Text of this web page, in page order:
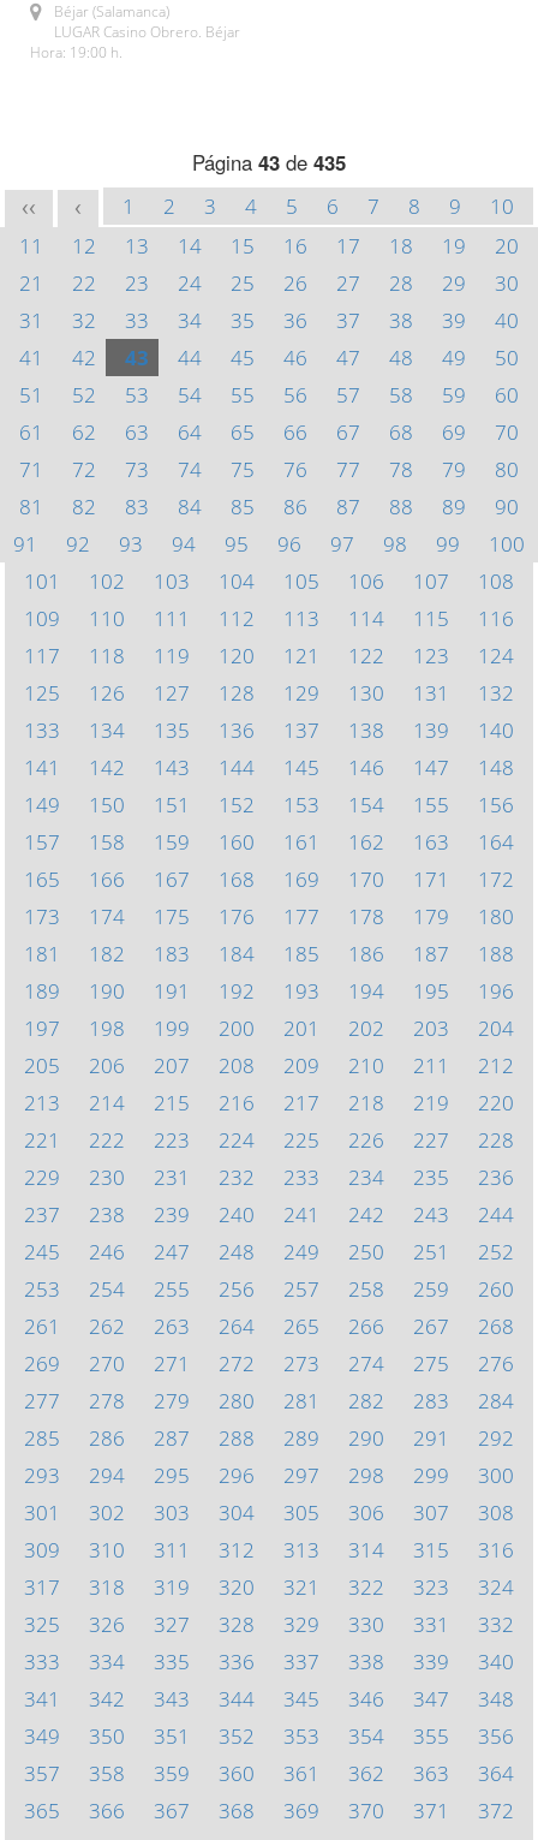
Béjar (Salamanca)
LUGAR Casino Obrero. Béjar
Hora: 19:00 h.
Página 43 de 435
<< < 1 2 3 4 5 6 7 8 9
10
11
12 13 14 15 16 17 18 19
20
21
22 23 24 25 26 27 28 29
30
31
32 33 34 35 36 37 38 39
40
41
42 43 44 45 46 47 48 49
50
51
52 53 54 55 56 57 58 59
60
61
62 63 64 65 66 67 68 69
70
71
72 73 74 75 76 77 78 79
80
81
82 83 84 85 86 87 88 89
90
91
92 93 94 95 96 97 98 99
100
101
102 103 104 105 106 107
108
109
110 111 112 113 114 115
116
117
118 119 120 121 122 123
124
125
126 127 128 129 130 131
132
133
134 135 136 137 138 139
140
141
142 143 144 145 146 147
148
149
150 151 152 153 154 155
156
157
158 159 160 161 162 163
164
165
166 167 168 169 170 171
172
173
174 175 176 177 178 179
180
181
182 183 184 185 186 187
188
189
190 191 192 193 194 195
196
197
198 199 200 201 202 203
204
205
206 207 208 209 210 211
212
213
214 215 216 217 218 219
220
221
222 223 224 225 226 227
228
229
230 231 232 233 234 235
236
237
238 239 240 241 242 243
244
245
246 247 248 249 250 251
252
253
254 255 256 257 258 259
260
261
262 263 264 265 266 267
268
269
270 271 272 273 274 275
276
277
278 279 280 281 282 283
284
285
286 287 288 289 290 291
292
293
294 295 296 297 298 299
300
301
302 303 304 305 306 307
308
309
310 311 312 313 314 315
316
317
318 319 320 321 322 323
324
325
326 327 328 329 330 331
332
333
334 335 336 337 338 339
340
341
342 343 344 345 346 347
348
349
350 351 352 353 354 355
356
357
358 359 360 361 362 363
364
365
366 367 368 369 370 371
372